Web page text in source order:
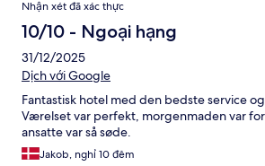
Nhận xét đã xác thực
10/10 - Ngoại hạng
31/12/2025
Dịch với Google
Fantastisk hotel med den bedste service
Værelset var perfekt, morgenmaden var
ansatte var så søde.
Jakob, nghỉ 10 đêm